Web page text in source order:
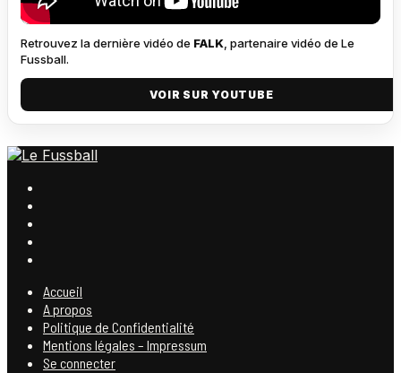
Retrouvez la dernière vidéo de FALK, partenaire vidéo de Le
Fussball.
VOIR SUR YOUTUBE
Accueil
A propos
Politique de Confidentialité
Mentions légales – Impressum
Se connecter